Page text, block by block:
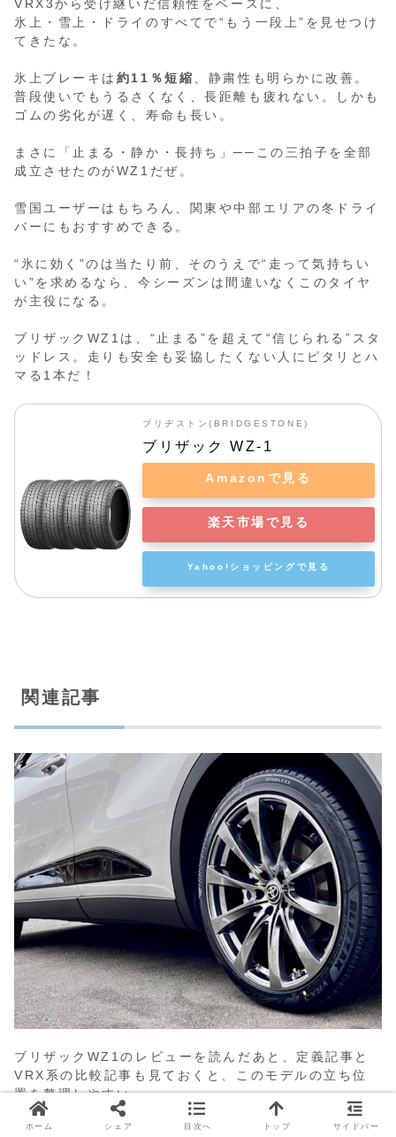
VRX3から受け継いだ信頼性をベースに、
氷上・雪上・ドライのすべてで“もう一段上”を見せつけ
てきたな。
氷上ブレーキは 約11％短縮
、静粛性も明らかに改善。
普段使いでもうるさくなく、長距離も疲れない。しかも
ゴムの劣化が遅く、寿命も長い。
まさに「止まる・静か・長持ち」──この三拍子を全部
成立させたのがWZ1だぜ。
雪国ユーザーはもちろん、関東や中部エリアの冬ドライ
バーにもおすすめできる。
“氷に効く”のは当たり前、そのうえで“走って気持ちい
い”を求めるなら、今シーズンは間違いなくこのタイヤ
が主役になる。
ブリザックWZ1は、“止まる”を超えて“信じられる”スタ
ッドレス。走りも安全も妥協したくない人にピタリとハ
マる1本だ！
ブリヂストン(BRIDGESTONE)
ブリザック WZ-1
Amazonで見る
楽天市場で見る
Yahoo!ショッピングで見る
関連記事
ブリザックWZ1のレビューを読んだあと、定義記事と
VRX系の比較記事も見ておくと、このモデルの立ち位
置を整理しやすい。
最新世代のブリザックが気になっている人向けに、以下
をまとめた。
ホーム シェア 目次へ トップ サイドバー